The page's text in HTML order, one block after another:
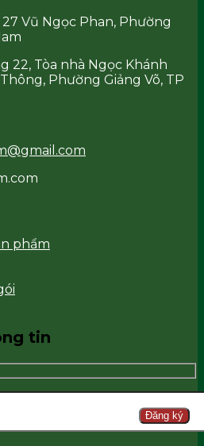
27 Vũ Ngọc Phan, Phường
22, Tòa nhà Ngọc Khánh
Phường Giảng Võ, TP
phẩm
tin
Đăng ký